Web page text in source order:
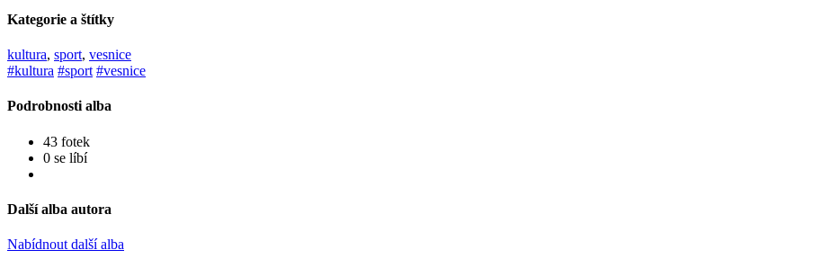
Kategorie a štítky
kultura, sport, vesnice
#kultura #sport #vesnice
Podrobnosti alba
43 fotek
0 se líbí
Další alba autora
Nabídnout další alba